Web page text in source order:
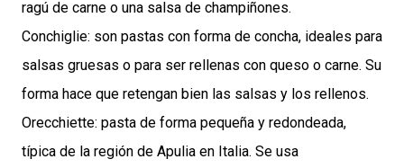
ragú de carne o una salsa de champiñones.
Conchiglie: son pastas con forma de concha, ideales para
salsas gruesas o para ser rellenas con queso o carne. Su
forma hace que retengan bien las salsas y los rellenos.
Orecchiette: pasta de forma pequeña y redondeada,
típica de la región de Apulia en Italia. Se usa